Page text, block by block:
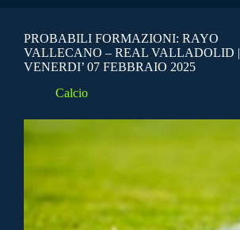
PROBABILI FORMAZIONI: RAYO
VALLECANO – REAL VALLADOLID |
VENERDI’ 07 FEBBRAIO 2025
Calcio